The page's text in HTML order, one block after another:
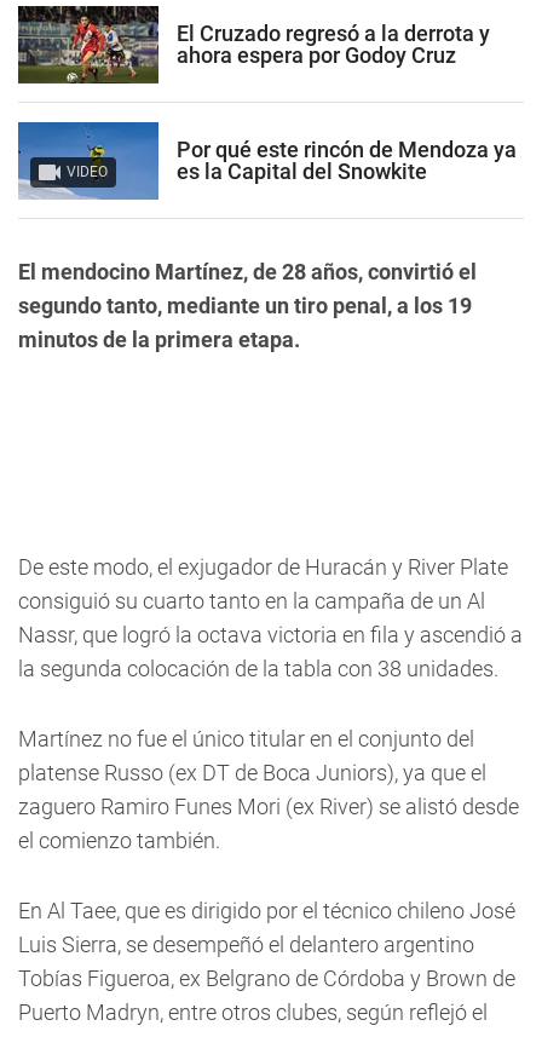
El Cruzado regresó a la derrota y
ahora espera por Godoy Cruz
VIDEO
Por qué este rincón de Mendoza ya
es la Capital del Snowkite
El mendocino Martínez, de 28 años, convirtió el
segundo tanto, mediante un tiro penal, a los 19
minutos de la primera etapa.
De este modo, el exjugador de Huracán y River Plate
consiguió su cuarto tanto en la campaña de un Al
Nassr, que logró la octava victoria en fila y ascendió a
la segunda colocación de la tabla con 38 unidades.
Martínez no fue el único titular en el conjunto del
platense Russo (ex DT de Boca Juniors), ya que el
zaguero Ramiro Funes Mori (ex River) se alistó desde
el comienzo también.
En Al Taee, que es dirigido por el técnico chileno José
Luis Sierra, se desempeñó el delantero argentino
Tobías Figueroa, ex Belgrano de Córdoba y Brown de
Puerto Madryn, entre otros clubes, según reflejó el